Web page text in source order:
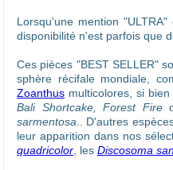
Lorsqu'une mention
disponibilité n'est parfois que
Ces pièces "BEST SELLER"
sphère récifale mondiale,
Zoanthus multicolores, si
Bali Shortcake, Forest Fire
sarmentosa .. D'autres
leur apparition dans nos
quadricolor , les Discosoma